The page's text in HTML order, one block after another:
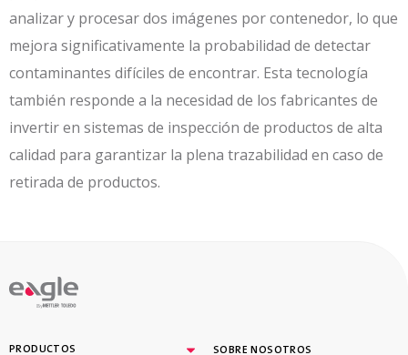
analizar y procesar dos imágenes por contenedor, lo que
mejora significativamente la probabilidad de detectar
contaminantes difíciles de encontrar. Esta tecnología
también responde a la necesidad de los fabricantes de
invertir en sistemas de inspección de productos de alta
calidad para garantizar la plena trazabilidad en caso de
retirada de productos.
By
PRODUCTOS SOBRE NOSOTROS